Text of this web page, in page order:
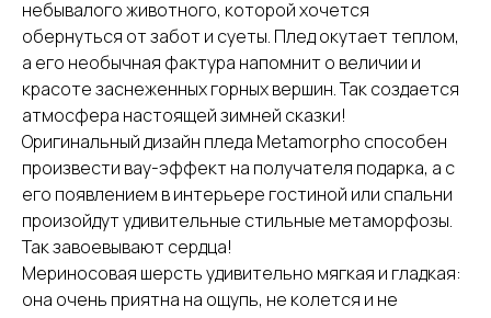
небывалого животного, которой хочется
обернуться от забот и суеты. Плед окутает теплом,
а его необычная фактура напомнит о величии и
красоте заснеженных горных вершин. Так создается
атмосфера настоящей зимней сказки!
Оригинальный дизайн пледа Metamorpho способен
произвести вау-эффект на получателя подарка, а с
его появлением в интерьере гостиной или спальни
произойдут удивительные стильные метаморфозы.
Так завоевывают сердца!
Мериносовая шерсть удивительно мягкая и гладкая:
она очень приятна на ощупь, не колется и не